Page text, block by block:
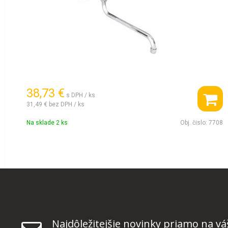
38,73 € s DPH / ks
31,49 € bez DPH / ks
Na sklade 2 ks Obj. čislo: 7708
Najdôležitejšie novinky priamo na